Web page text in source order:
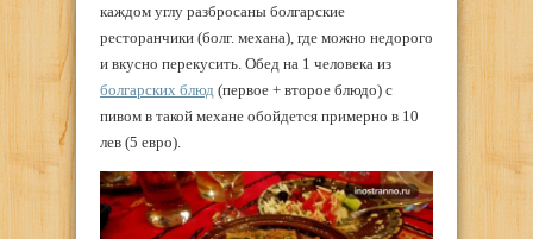
каждом углу разбросаны болгарские
ресторанчики (болг. механа), где можно недорого
и вкусно перекусить. Обед на 1 человека из
болгарских блюд (первое + второе блюдо) с
пивом в такой механе обойдется примерно в 10
лев (5 евро).